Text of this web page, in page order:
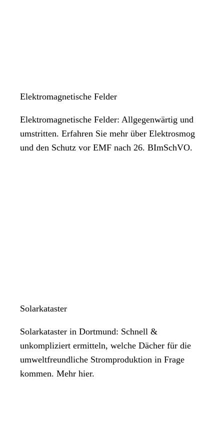
Elektromagnetische Felder
Elektromagnetische Felder: Allgegenwärtig und
umstritten. Erfahren Sie mehr über Elektrosmog
und den Schutz vor EMF nach 26. BImSchVO.
Solarkataster
Solarkataster in Dortmund: Schnell &
unkompliziert ermitteln, welche Dächer für die
umweltfreundliche Stromproduktion in Frage
kommen. Mehr hier.